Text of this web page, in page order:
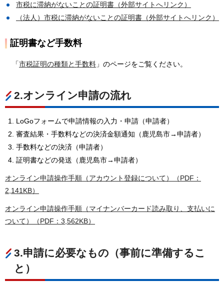
市税に滞納がないことの証明書（外部サイトへリンク）
（法人）市税に滞納がないことの証明書（外部サイトへリンク）
証明書など手数料
「市税証明の種類と手数料 」のページをご覧ください。
2.オンライン申請の流れ
LoGoフォームで申請情報の入力・申請（申請者）
審査結果・手数料などの決済金額通知（鹿児島市→申請者）
手数料などの決済（申請者）
証明書などの発送（鹿児島市→申請者）
オンライン申請操作手順（アカウント登録について）（PDF：
2,141KB）
オンライン申請操作手順（マイナンバーカード読み取り、支払いに
ついて）（PDF：3,562KB）
3.申請に必要なもの（事前に準備するこ
と）